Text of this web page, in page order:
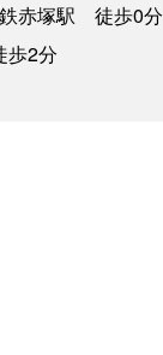
赤塚駅 徒歩0分
2分